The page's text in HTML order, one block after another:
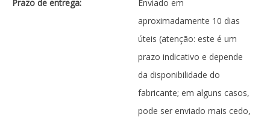
Prazo de entrega:
Enviado em
aproximadamente 10 dias
úteis (atenção: este é um
prazo indicativo e depende
da disponibilidade do
fabricante; em alguns casos,
pode ser enviado mais cedo,